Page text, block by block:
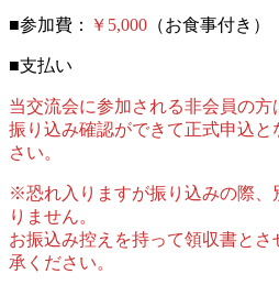
■参加費： ￥5,000 （お食事付き）
■支払い
当交流会に参加される非会員の方
振り込み確認ができて正式申込
さい。
※恐れ入りますが振り込みの際、
りません。
お振込み控えを持って領収書と
承ください。